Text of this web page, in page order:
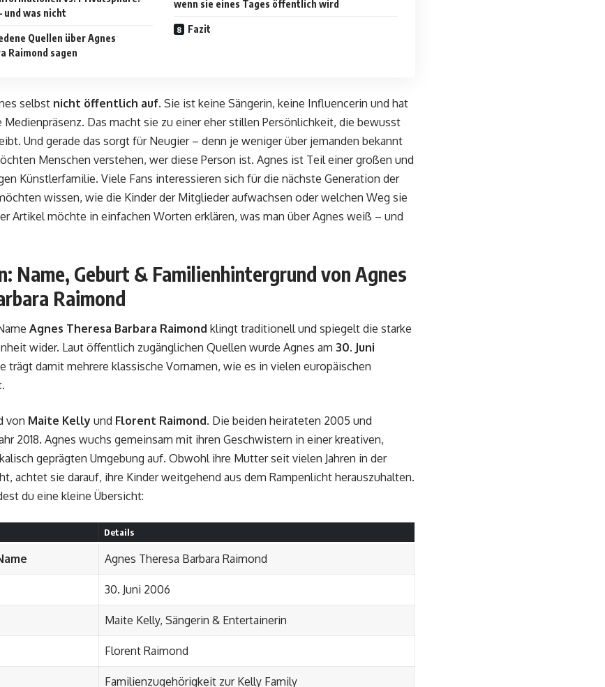
und was nicht
Quellen über Agnes
Raimond sagen
wenn sie eines Tages öffentlich wird
Fazit
selbst nicht öffentlich auf. Sie ist keine Sängerin, keine Influencerin und hat
Medienpräsenz. Das macht sie zu einer eher stillen Persönlichkeit, die bewusst
Und gerade das sorgt für Neugier – denn je weniger über jemanden bekannt
Menschen verstehen, wer diese Person ist. Agnes ist Teil einer großen und
Künstlerfamilie. Viele Fans interessieren sich für die nächste Generation der
wissen, wie die Kinder der Mitglieder aufwachsen oder welchen Weg sie
Artikel möchte in einfachen Worten erklären, was man über Agnes weiß – und
Name, Geburt & Familienhintergrund von Agnes
Raimond
Agnes Theresa Barbara Raimond klingt traditionell und spiegelt die starke
wider. Laut öffentlich zugänglichen Quellen wurde Agnes am 30. Juni
trägt damit mehrere klassische Vornamen, wie es in vielen europäischen
von Maite Kelly und Florent Raimond. Die beiden heirateten 2005 und
2018. Agnes wuchs gemeinsam mit ihren Geschwistern in einer kreativen,
geprägten Umgebung auf. Obwohl ihre Mutter seit vielen Jahren in der
achtet sie darauf, ihre Kinder weitgehend aus dem Rampenlicht herauszuhalten.
du eine kleine Übersicht:
Details
Agnes Theresa Barbara Raimond
30. Juni 2006
Maite Kelly, Sängerin & Entertainerin
Florent Raimond
Familienzugehörigkeit zur Kelly Family